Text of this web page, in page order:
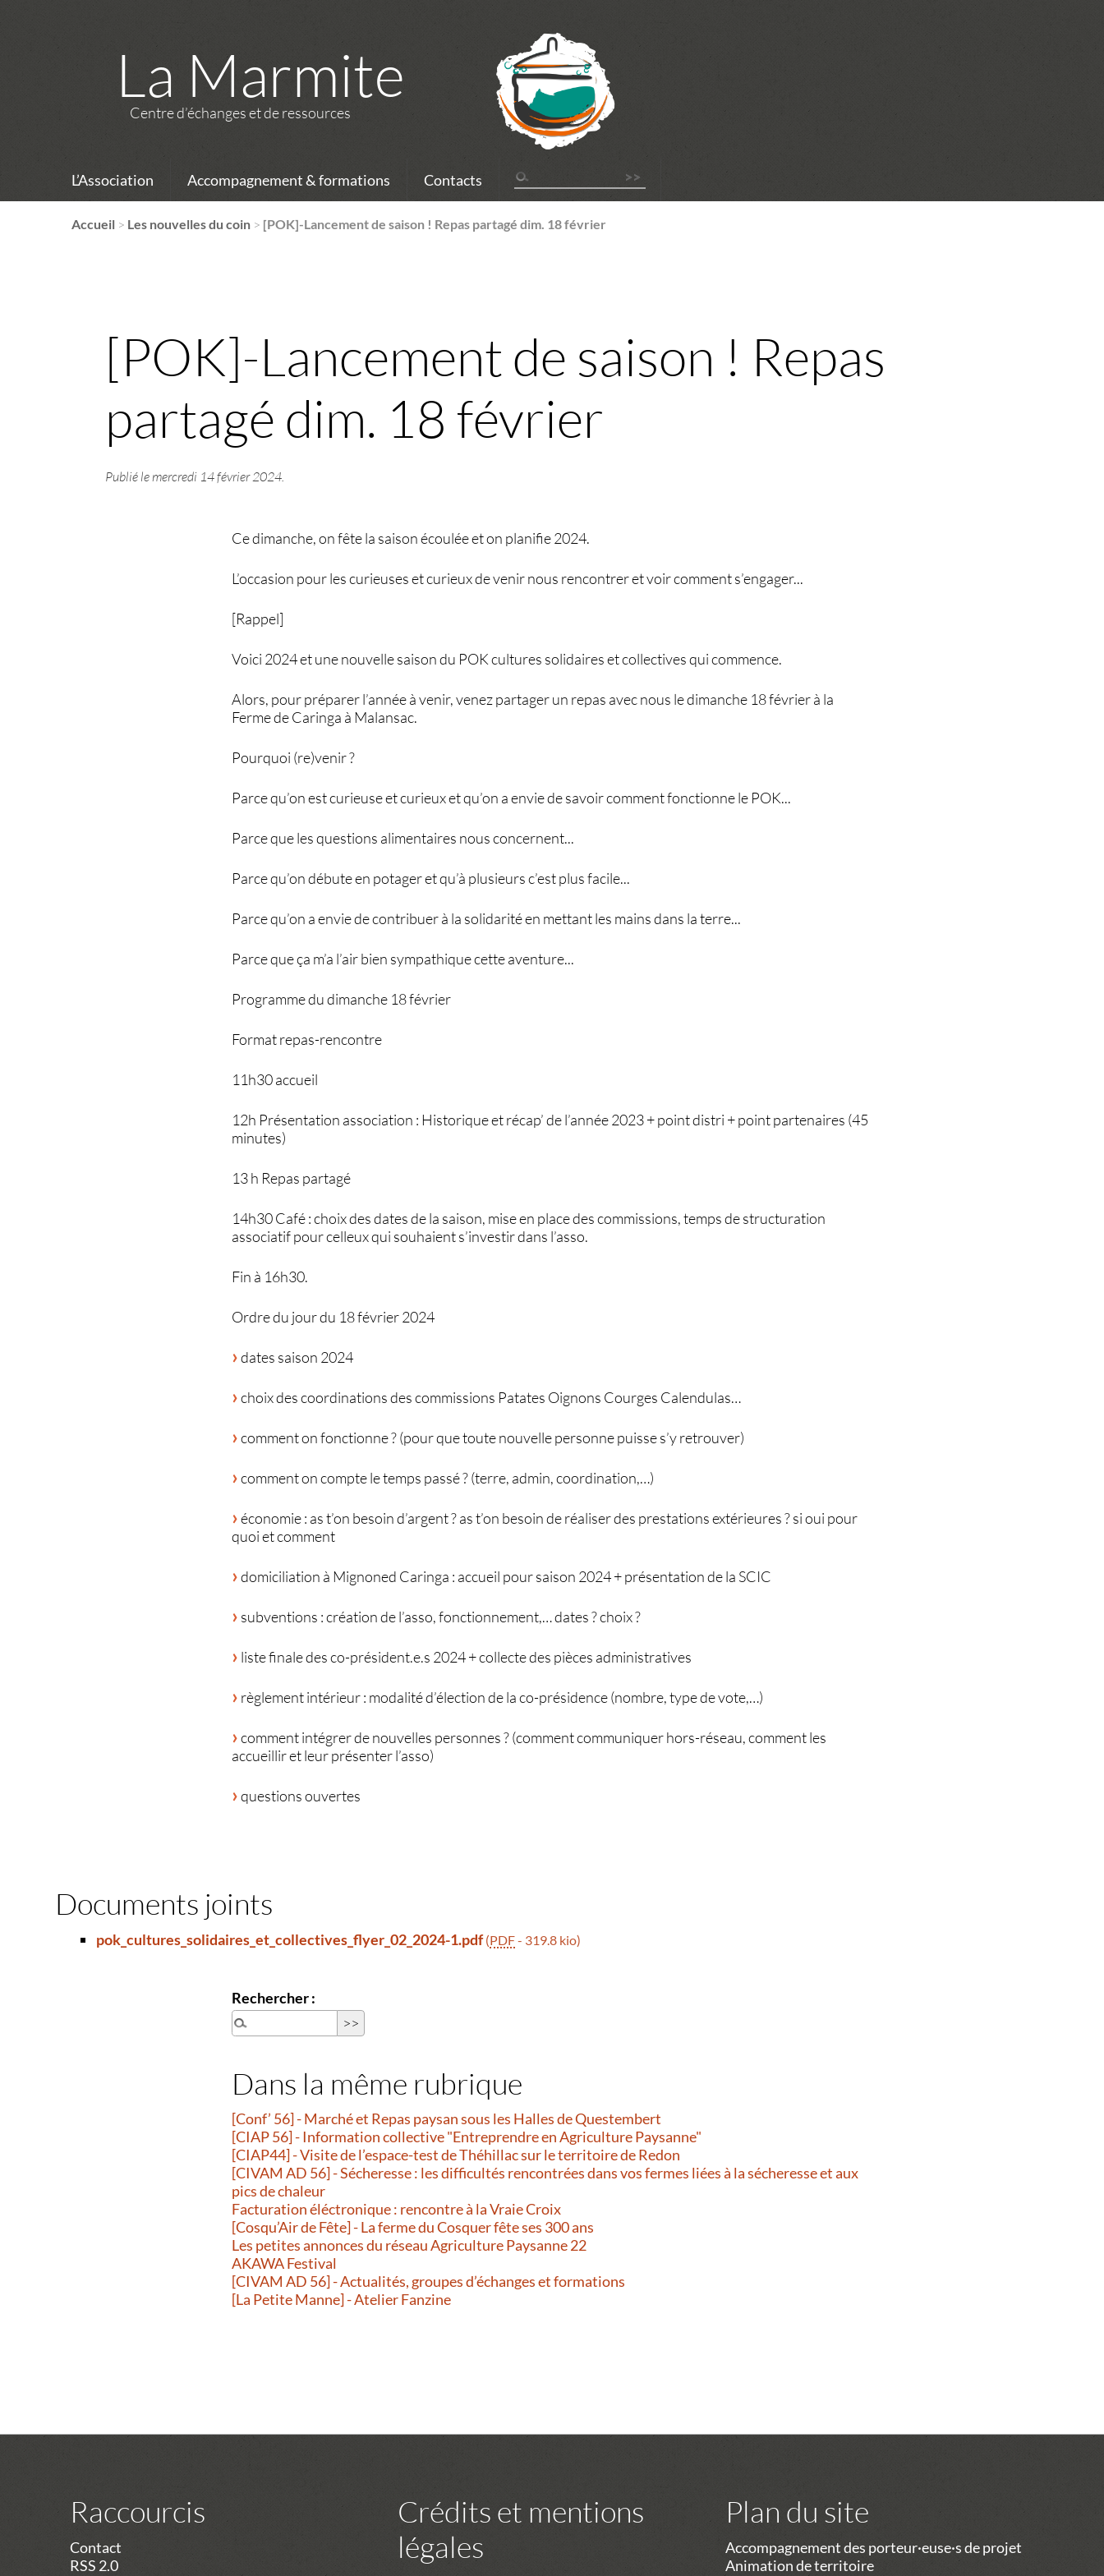
La Marmite
Centre d’échanges et de ressources
L’Association Accompagnement & formations Contacts
Accueil > Les nouvelles du coin > [POK]-Lancement de saison ! Repas partagé dim. 18 février
[POK]-Lancement de saison ! Repas
partagé dim. 18 février
Publié le mercredi 14 février 2024.
Ce dimanche, on fête la saison écoulée et on planifie 2024.
L’occasion pour les curieuses et curieux de venir nous rencontrer et voir comment s’engager...
[Rappel]
Voici 2024 et une nouvelle saison du POK cultures solidaires et collectives qui commence.
Alors, pour préparer l’année à venir, venez partager un repas avec nous le dimanche 18 février à la
Ferme de Caringa à Malansac.
Pourquoi (re)venir ?
Parce qu’on est curieuse et curieux et qu’on a envie de savoir comment fonctionne le POK...
Parce que les questions alimentaires nous concernent...
Parce qu’on débute en potager et qu’à plusieurs c’est plus facile...
Parce qu’on a envie de contribuer à la solidarité en mettant les mains dans la terre...
Parce que ça m’a l’air bien sympathique cette aventure...
Programme du dimanche 18 février
Format repas-rencontre
11h30 accueil
12h Présentation association : Historique et récap’ de l’année 2023 + point distri + point partenaires (45
minutes)
13 h Repas partagé
14h30 Café : choix des dates de la saison, mise en place des commissions, temps de structuration
associatif pour celleux qui souhaient s’investir dans l’asso.
Fin à 16h30.
Ordre du jour du 18 février 2024
dates saison 2024
choix des coordinations des commissions Patates Oignons Courges Calendulas…
comment on fonctionne ? (pour que toute nouvelle personne puisse s’y retrouver)
comment on compte le temps passé ? (terre, admin, coordination,…)
économie : as t’on besoin d’argent ? as t’on besoin de réaliser des prestations extérieures ? si oui pour
quoi et comment
domiciliation à Mignoned Caringa : accueil pour saison 2024 + présentation de la SCIC
subventions : création de l’asso, fonctionnement,… dates ? choix ?
liste finale des co-président.e.s 2024 + collecte des pièces administratives
règlement intérieur : modalité d’élection de la co-présidence (nombre, type de vote,…)
comment intégrer de nouvelles personnes ? (comment communiquer hors-réseau, comment les
accueillir et leur présenter l’asso)
questions ouvertes
Documents joints
pok_cultures_solidaires_et_collectives_flyer_02_2024-1.pdf(PDF- 319.8 kio)
Rechercher :
Dans la même rubrique
[Conf’ 56] - Marché et Repas paysan sous les Halles de Questembert
[CIAP 56] - Information collective "Entreprendre en Agriculture Paysanne"
[CIAP44] - Visite de l’espace-test de Théhillac sur le territoire de Redon
[CIVAM AD 56] - Sécheresse : les difficultés rencontrées dans vos fermes liées à la sécheresse et aux
pics de chaleur
Facturation éléctronique : rencontre à la Vraie Croix
[Cosqu’Air de Fête] - La ferme du Cosquer fête ses 300 ans
Les petites annonces du réseau Agriculture Paysanne 22
AKAWA Festival
[CIVAM AD 56] - Actualités, groupes d’échanges et formations
[La Petite Manne] - Atelier Fanzine
Raccourcis
Contact
RSS 2.0
Crédits et mentions
légales
Plan du site
Accompagnement des porteur·euse·s de projet
Animation de territoire